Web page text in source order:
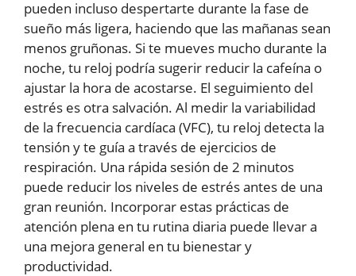
pueden incluso despertarte durante la fase de
sueño más ligera, haciendo que las mañanas sean
menos gruñonas. Si te mueves mucho durante la
noche, tu reloj podría sugerir reducir la cafeína o
ajustar la hora de acostarse. El seguimiento del
estrés es otra salvación. Al medir la variabilidad
de la frecuencia cardíaca (VFC), tu reloj detecta la
tensión y te guía a través de ejercicios de
respiración. Una rápida sesión de 2 minutos
puede reducir los niveles de estrés antes de una
gran reunión. Incorporar estas prácticas de
atención plena en tu rutina diaria puede llevar a
una mejora general en tu bienestar y
productividad.